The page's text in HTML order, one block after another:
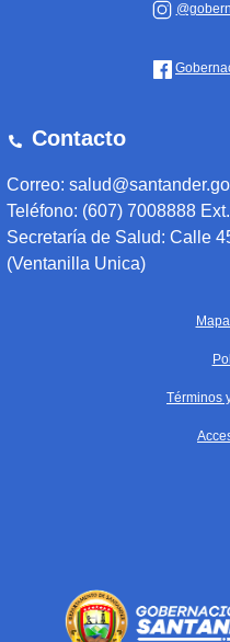
Contacto
Correo:
Teléfono: (607) 7008888
Secretaría de Salud: Calle
(Ventanilla Unica)
Términos